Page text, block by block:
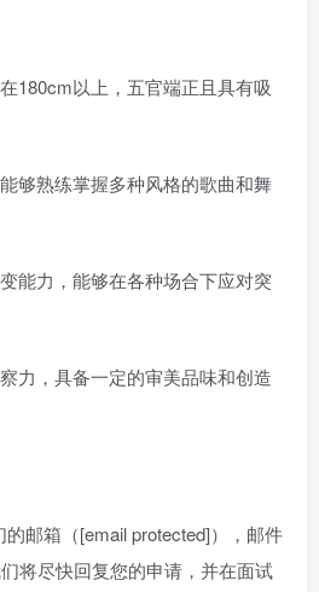
180cm以上，五官端正且具有吸
够熟练掌握多种风格的歌曲和舞
能力，能够在各种场合下应对突
力，具备一定的审美品味和创造
邮箱（[email protected]），邮件
将尽快回复您的申请，并在面试